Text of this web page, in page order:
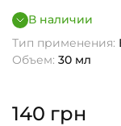
В наличии
Тип применения:
Объем: 30 мл
140 грн